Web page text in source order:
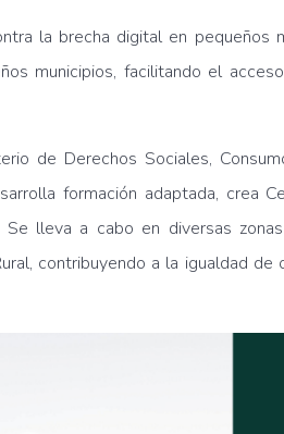
la brecha digital en pequeños
municipios, facilitando el
de Derechos Sociales,
formación adaptada, crea
lleva a cabo en diversas
contribuyendo a la igualdad